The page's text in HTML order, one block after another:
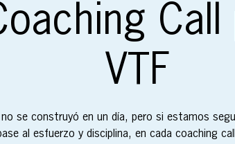
Call
VTF
no se construyó en un día, pero si estamos
al esfuerzo y disciplina, en cada coaching